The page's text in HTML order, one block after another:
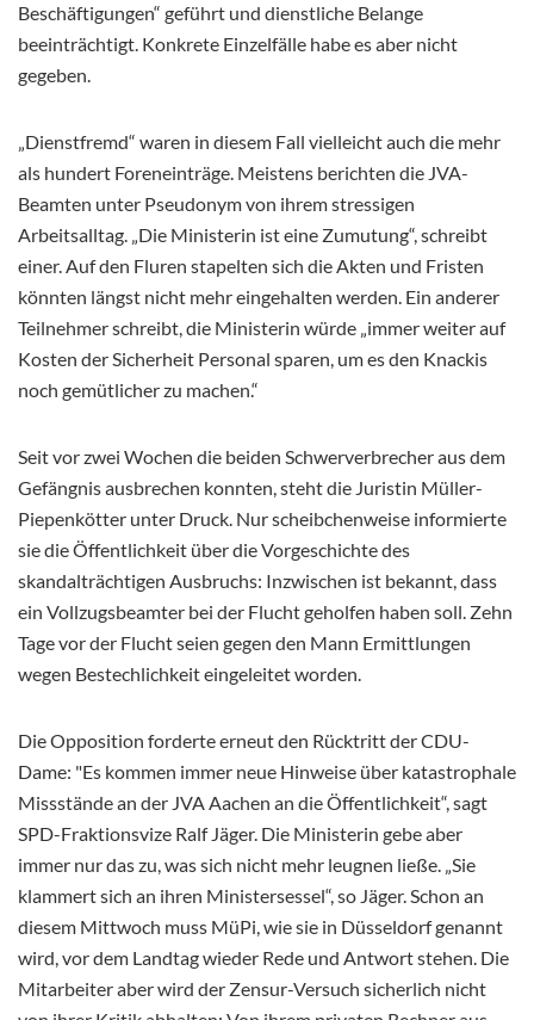
Beschäftigungen“ geführt und dienstliche Belange
beeinträchtigt. Konkrete Einzelfälle habe es aber nicht
gegeben.
„Dienstfremd“ waren in diesem Fall vielleicht auch die mehr
als hundert Foreneinträge. Meistens berichten die JVA-
Beamten unter Pseudonym von ihrem stressigen
Arbeitsalltag. „Die Ministerin ist eine Zumutung“, schreibt
einer. Auf den Fluren stapelten sich die Akten und Fristen
könnten längst nicht mehr eingehalten werden. Ein anderer
Teilnehmer schreibt, die Ministerin würde „immer weiter auf
Kosten der Sicherheit Personal sparen, um es den Knackis
noch gemütlicher zu machen.“
Seit vor zwei Wochen die beiden Schwerverbrecher aus dem
Gefängnis ausbrechen konnten, steht die Juristin Müller-
Piepenkötter unter Druck. Nur scheibchenweise informierte
sie die Öffentlichkeit über die Vorgeschichte des
skandalträchtigen Ausbruchs: Inzwischen ist bekannt, dass
ein Vollzugsbeamter bei der Flucht geholfen haben soll. Zehn
Tage vor der Flucht seien gegen den Mann Ermittlungen
wegen Bestechlichkeit eingeleitet worden.
Die Opposition forderte erneut den Rücktritt der CDU-
Dame: "Es kommen immer neue Hinweise über katastrophale
Missstände an der JVA Aachen an die Öffentlichkeit“, sagt
SPD-Fraktionsvize Ralf Jäger. Die Ministerin gebe aber
immer nur das zu, was sich nicht mehr leugnen ließe. „Sie
klammert sich an ihren Ministersessel“, so Jäger. Schon an
diesem Mittwoch muss MüPi, wie sie in Düsseldorf genannt
wird, vor dem Landtag wieder Rede und Antwort stehen. Die
Mitarbeiter aber wird der Zensur-Versuch sicherlich nicht